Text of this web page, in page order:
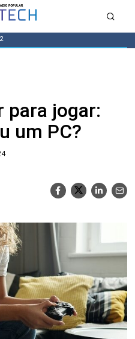
para jogar:
um PC?